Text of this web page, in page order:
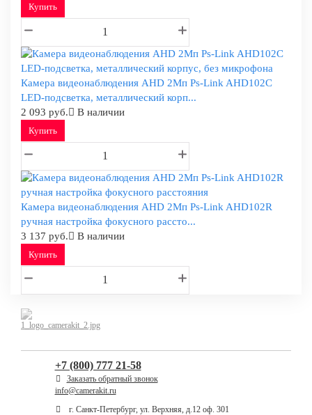
Купить
Камера видеонаблюдения AHD 2Мп Ps-Link AHD102C
LED-подсветка, металлический корп...
2 093 руб.
В наличии
Купить
Камера видеонаблюдения AHD 2Мп Ps-Link AHD102R
ручная настройка фокусного рассто...
3 137 руб.
В наличии
Купить
+7 (800) 777 21-58
Заказать обратный звонок
info@camerakit.ru
г. Санкт-Петербург, ул. Верхняя, д.12 оф. 301